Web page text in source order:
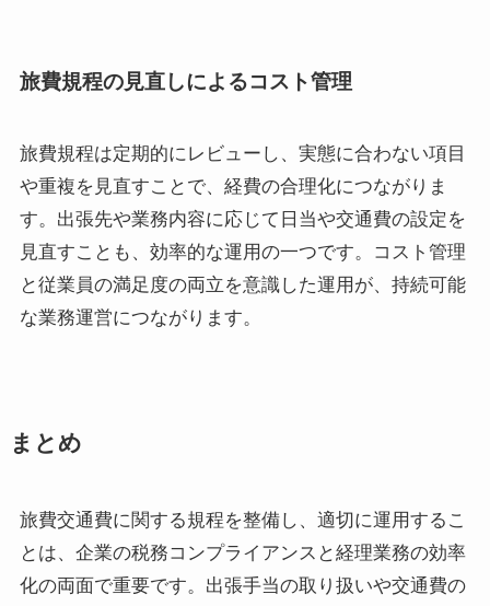
旅費規程の見直しによるコスト管理
旅費規程は定期的にレビューし、実態に合わない項目
や重複を見直すことで、経費の合理化につながりま
す。出張先や業務内容に応じて日当や交通費の設定を
見直すことも、効率的な運用の一つです。コスト管理
と従業員の満足度の両立を意識した運用が、持続可能
な業務運営につながります。
まとめ
旅費交通費に関する規程を整備し、適切に運用するこ
とは、企業の税務コンプライアンスと経理業務の効率
化の両面で重要です。出張手当の取り扱いや交通費の